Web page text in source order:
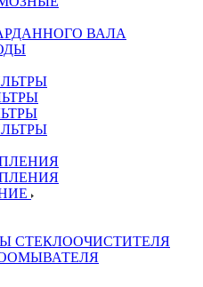
ВАЛА
СТЕКЛООЧИСТИТЕЛЯ